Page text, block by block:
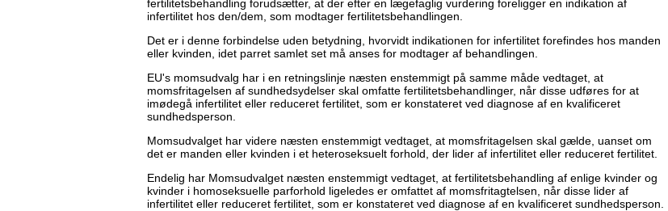
fertilitetsbehandling forudsætter, at der efter en lægefaglig vurdering foreligger en indikation af
infertilitet hos den/dem, som modtager fertilitetsbehandlingen.
Det er i denne forbindelse uden betydning, hvorvidt indikationen for infertilitet forefindes hos manden
eller kvinden, idet parret samlet set må anses for modtager af behandlingen.
EU's momsudvalg har i en retningslinje næsten enstemmigt på samme måde vedtaget, at
momsfritagelsen af sundhedsydelser skal omfatte fertilitetsbehandlinger, når disse udføres for at
imødegå infertilitet eller reduceret fertilitet, som er konstateret ved diagnose af en kvalificeret
sundhedsperson.
Momsudvalget har videre næsten enstemmigt vedtaget, at momsfritagelsen skal gælde, uanset om
det er manden eller kvinden i et heteroseksuelt forhold, der lider af infertilitet eller reduceret fertilitet.
Endelig har Momsudvalget næsten enstemmigt vedtaget, at fertilitetsbehandling af enlige kvinder og
kvinder i homoseksuelle parforhold ligeledes er omfattet af momsfritagtelsen, når disse lider af
infertilitet eller reduceret fertilitet, som er konstateret ved diagnose af en kvalificeret sundhedsperson.